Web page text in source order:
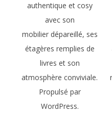
authentique et cosy
avec son
mobilier dépareillé, ses
étagères remplies de
livres et son
atmosphère conviviale.
Propulsé par
WordPress.